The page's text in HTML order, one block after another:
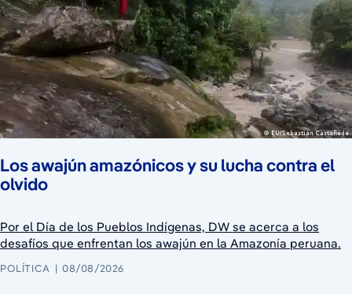
Los awajún amazónicos y su lucha contra el
olvido
Por el Día de los Pueblos Indígenas, DW se acerca a los
desafíos que enfrentan los awajún en la Amazonía peruana.
POLÍTICA 08/08/2026